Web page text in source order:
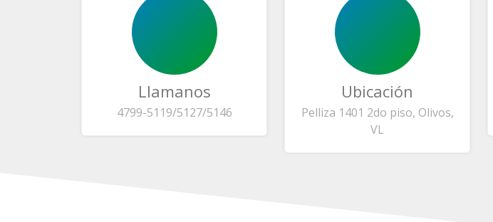
Llamanos
4799-5119/5127/5146
Ubicación
Pelliza 1401 2do piso, Olivos,
VL